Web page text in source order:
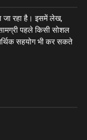
जा रहा है। इसमें लेख,
पहले किसी सोशल
सहयोग भी कर सकते